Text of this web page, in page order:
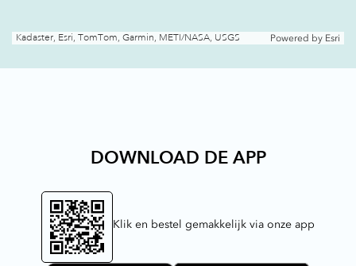
Kadaster, Esri, TomTom, Garmin, METI/NASA, USGS Powered by Esri
DOWNLOAD DE APP
Klik en bestel gemakkelijk via onze app